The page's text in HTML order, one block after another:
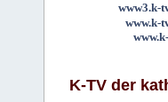
www3.k-
www.k-
K-TV der